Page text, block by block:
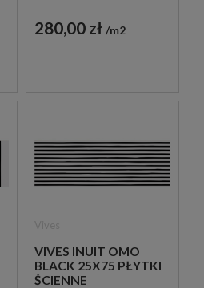
280,00 zł m2
VIVES INUIT OMO
BLACK 25X75 PŁYTKI
ŚCIENNE